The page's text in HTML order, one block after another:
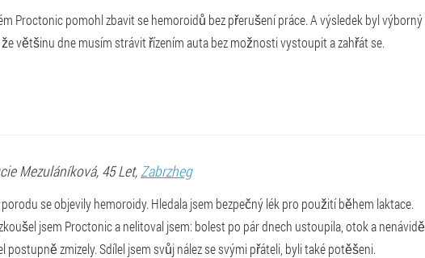
Proctonic pomohl zbavit se hemoroidů bez přerušení práce. A výsledek byl výborný
většinu dne musím strávit řízením auta bez možnosti vystoupit a zahřát se.
Mezuláníková, 45 Let,Zabrzheg
porodu se objevily hemoroidy. Hledala jsem bezpečný lék pro použití během laktace.
jsem Proctonic a nelitoval jsem: bolest po pár dnech ustoupila, otok a
postupně zmizely. Sdílel jsem svůj nález se svými přáteli, byli také potěšeni.